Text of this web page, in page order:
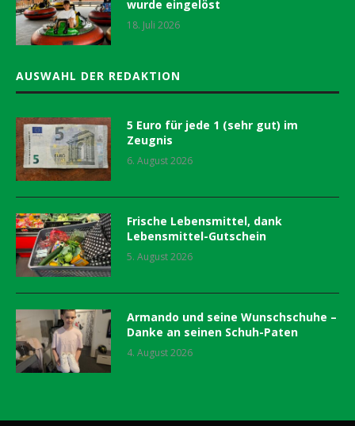
wurde eingelöst
18. Juli 2026
AUSWAHL DER REDAKTION
5 Euro für jede 1 (sehr gut) im
Zeugnis
6. August 2026
Frische Lebensmittel, dank
Lebensmittel-Gutschein
5. August 2026
Armando und seine Wunschschuhe –
Danke an seinen Schuh-Paten
4. August 2026